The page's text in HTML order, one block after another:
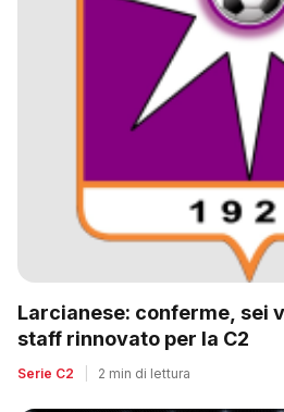
Larcianese: conferme, sei
staff rinnovato per la C2
Serie C2 2 min di lettura